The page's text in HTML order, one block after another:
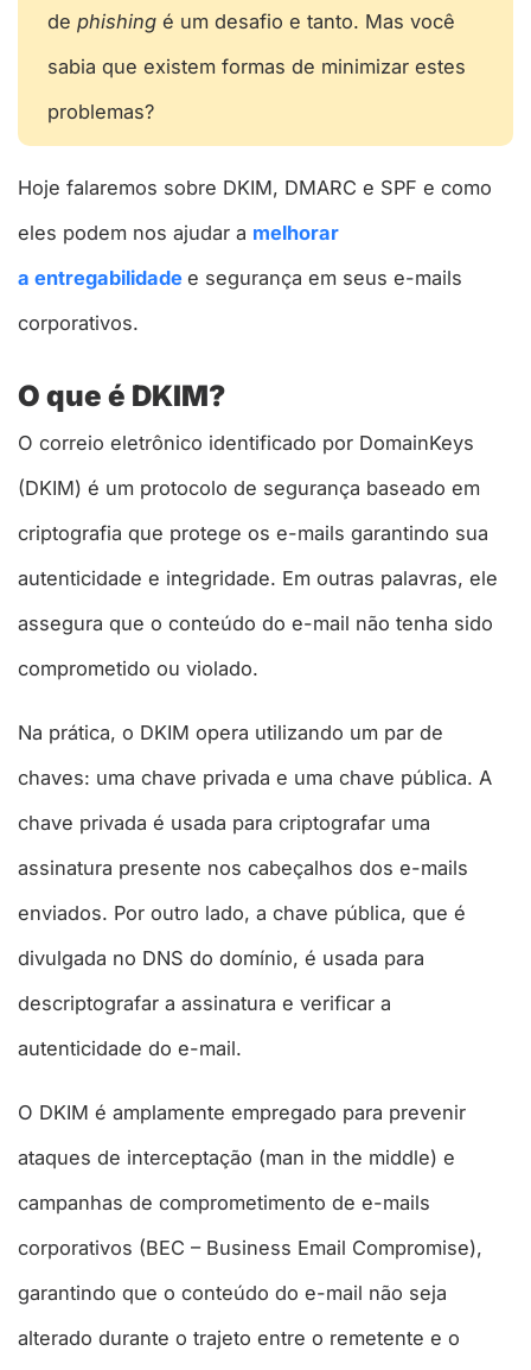
de phishing é um desafio e tanto. Mas você
sabia que existem formas de minimizar estes
problemas?
Hoje falaremos sobre DKIM, DMARC e SPF e como
eles podem nos ajudar a melhorar
a entregabilidade e segurança em seus e-mails
corporativos.
O que é DKIM?
O correio eletrônico identificado por DomainKeys
(DKIM) é um protocolo de segurança baseado em
criptografia que protege os e-mails garantindo sua
autenticidade e integridade. Em outras palavras, ele
assegura que o conteúdo do e-mail não tenha sido
comprometido ou violado.
Na prática, o DKIM opera utilizando um par de
chaves: uma chave privada e uma chave pública. A
chave privada é usada para criptografar uma
assinatura presente nos cabeçalhos dos e-mails
enviados. Por outro lado, a chave pública, que é
divulgada no DNS do domínio, é usada para
descriptografar a assinatura e verificar a
autenticidade do e-mail.
O DKIM é amplamente empregado para prevenir
ataques de interceptação (man in the middle) e
campanhas de comprometimento de e-mails
corporativos (BEC – Business Email Compromise),
garantindo que o conteúdo do e-mail não seja
alterado durante o trajeto entre o remetente e o